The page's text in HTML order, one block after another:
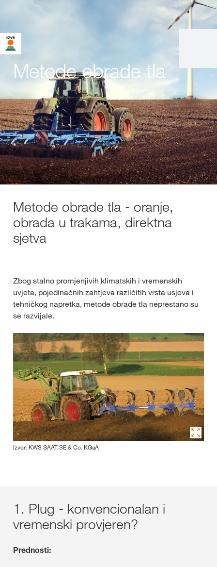
Metode obrade tla
Metode obrade tla - oranje,
obrada u trakama, direktna
sjetva
Zbog stalno promjenjivih klimatskih i vremenskih
uvjeta, pojedinačnih zahtjeva različitih vrsta usjeva i
tehničkog napretka, metode obrade tla neprestano su
se razvijale.
Izvor: KWS SAAT SE & Co. KGaA
1. Plug - konvencionalan i
vremenski provjeren?
Prednosti: